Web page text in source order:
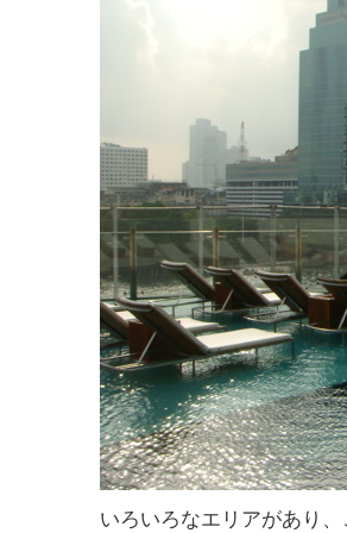
いろいろなエリアがあり